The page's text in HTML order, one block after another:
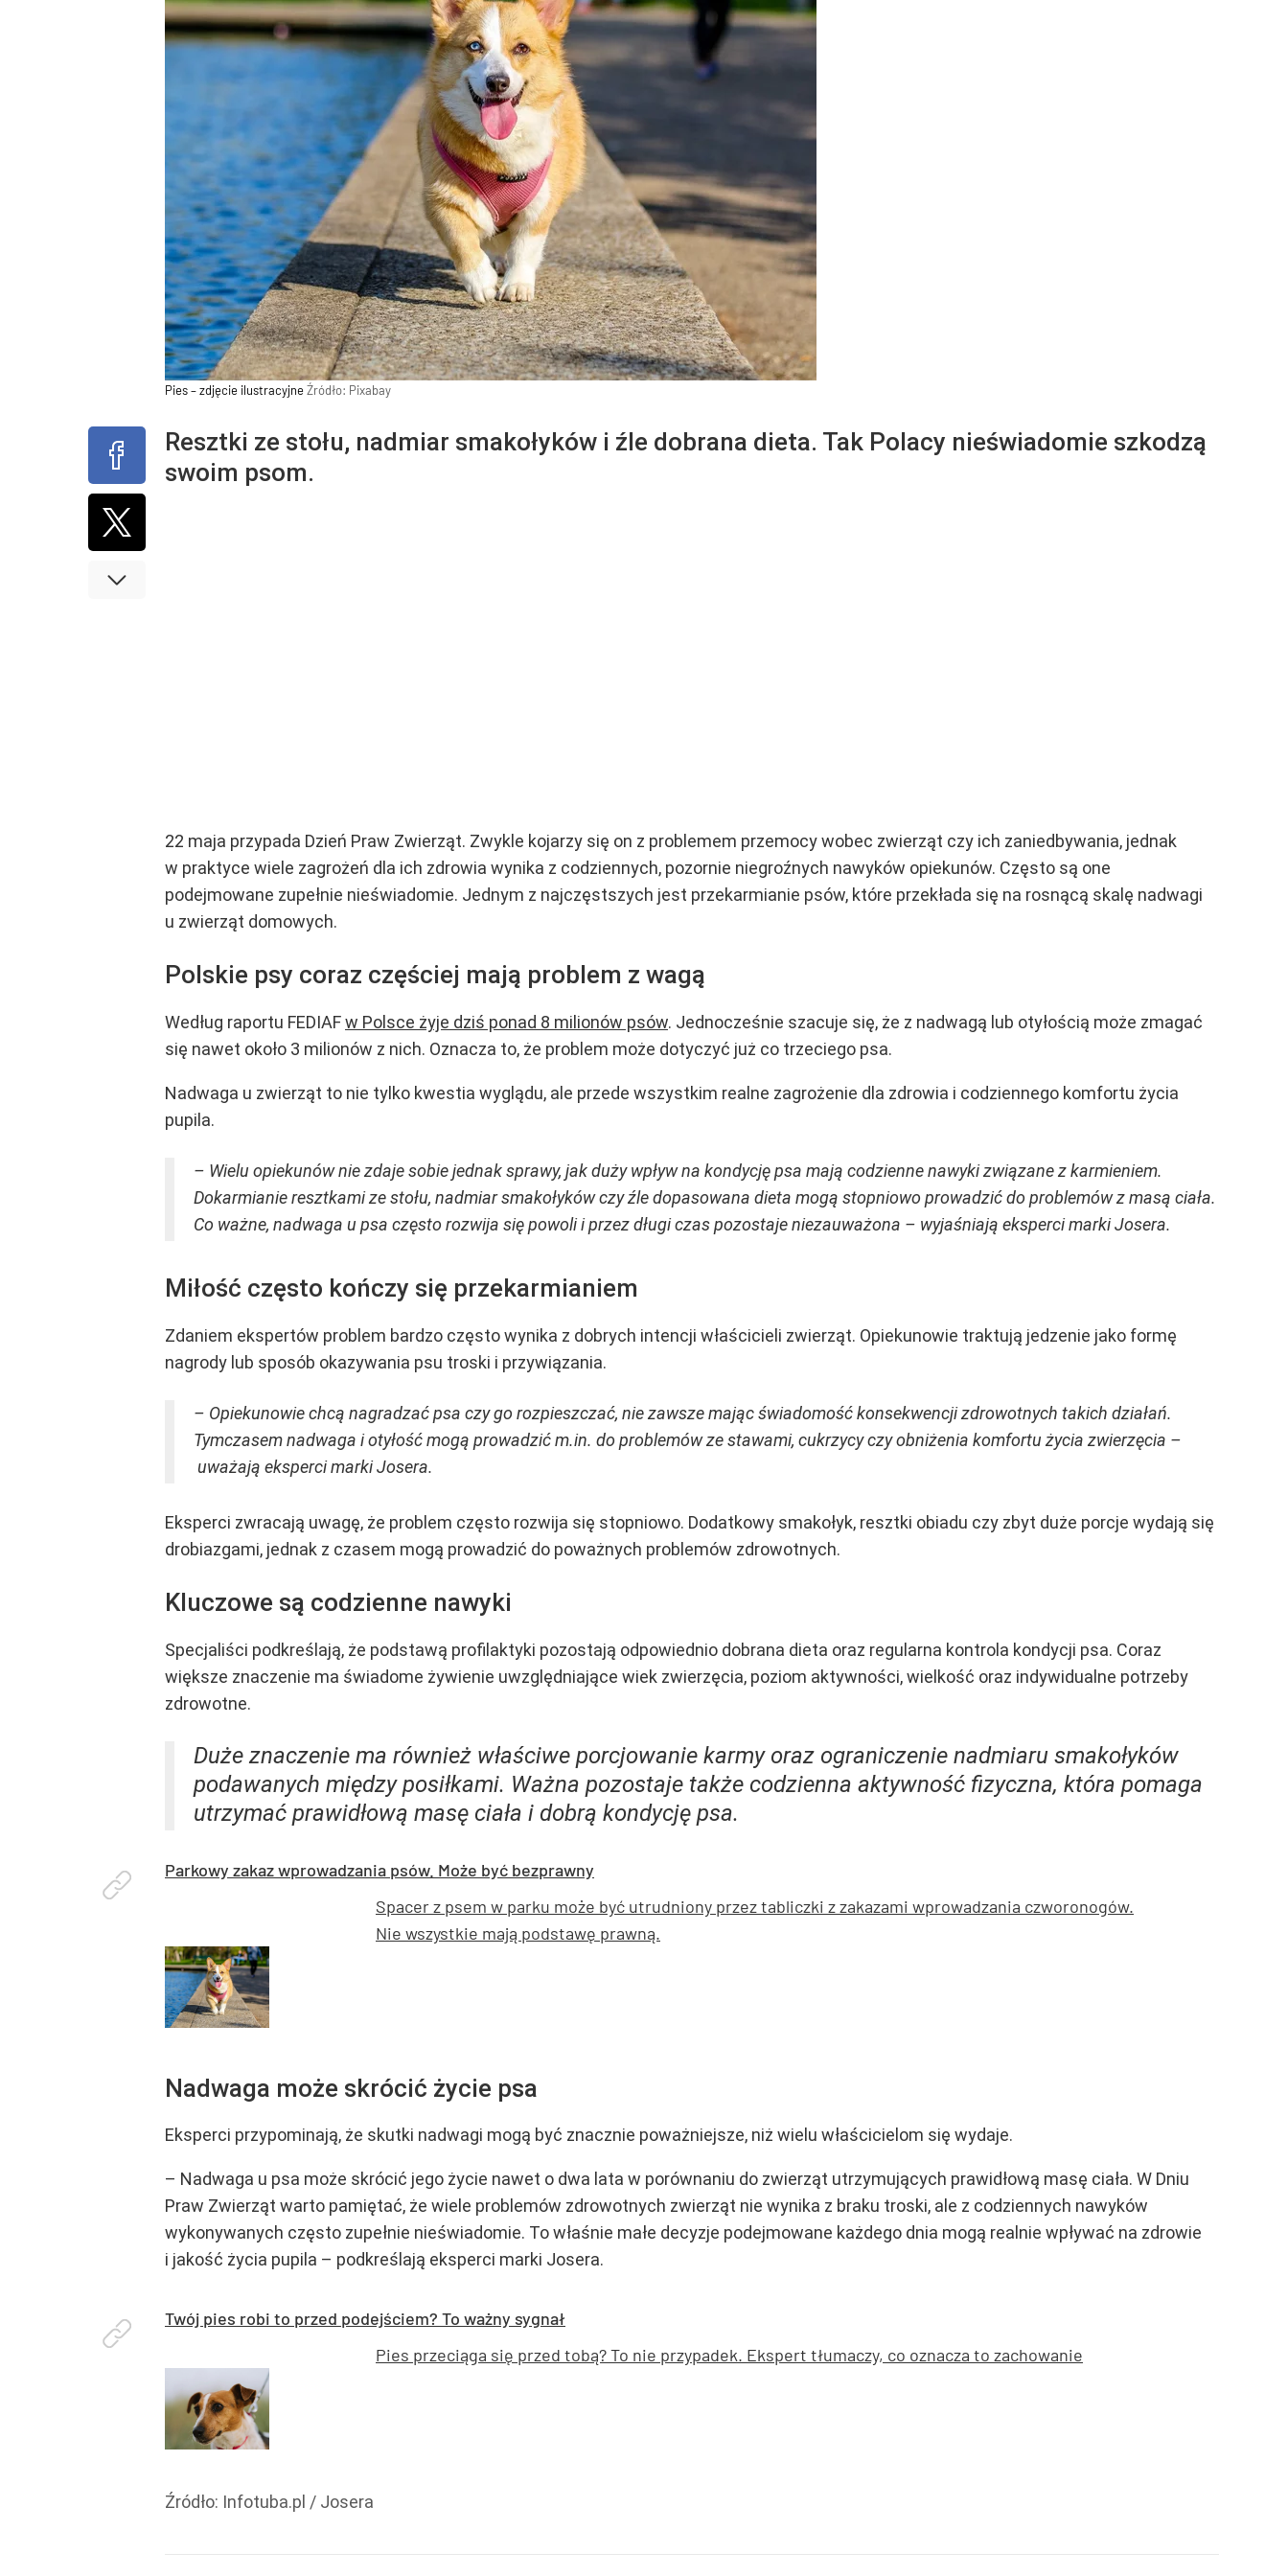
Pies – zdjęcie ilustracyjneŹródło: Pixabay
Resztki ze stołu, nadmiar smakołyków i źle dobrana dieta. Tak Polacy nieświadomie szkodzą
swoim psom.
22 maja przypada Dzień Praw Zwierząt. Zwykle kojarzy się on z problemem przemocy wobec zwierząt czy ich zaniedbywania, jednak
w praktyce wiele zagrożeń dla ich zdrowia wynika z codziennych, pozornie niegroźnych nawyków opiekunów. Często są one
podejmowane zupełnie nieświadomie. Jednym z najczęstszych jest przekarmianie psów, które przekłada się na rosnącą skalę nadwagi
u zwierząt domowych.
Polskie psy coraz częściej mają problem z wagą
Według raportu FEDIAFw Polsce żyje dziś ponad 8 milionów psów. Jednocześnie szacuje się, że z nadwagą lub otyłością może zmagać
się nawet około 3 milionów z nich. Oznacza to, że problem może dotyczyć już co trzeciego psa.
Nadwaga u zwierząt to nie tylko kwestia wyglądu, ale przede wszystkim realne zagrożenie dla zdrowia i codziennego komfortu życia
pupila.
– Wielu opiekunów nie zdaje sobie jednak sprawy, jak duży wpływ na kondycję psa mają codzienne nawyki związane z karmieniem.
Dokarmianie resztkami ze stołu, nadmiar smakołyków czy źle dopasowana dieta mogą stopniowo prowadzić do problemów z masą ciała.
Co ważne, nadwaga u psa często rozwija się powoli i przez długi czas pozostaje niezauważona – wyjaśniają eksperci marki Josera.
Miłość często kończy się przekarmianiem
Zdaniem ekspertów problem bardzo często wynika z dobrych intencji właścicieli zwierząt. Opiekunowie traktują jedzenie jako formę
nagrody lub sposób okazywania psu troski i przywiązania.
– Opiekunowie chcą nagradzać psa czy go rozpieszczać, nie zawsze mając świadomość konsekwencji zdrowotnych takich działań.
Tymczasem nadwaga i otyłość mogą prowadzić m.in. do problemów ze stawami, cukrzycy czy obniżenia komfortu życia zwierzęcia –
uważają eksperci marki Josera.
Eksperci zwracają uwagę, że problem często rozwija się stopniowo. Dodatkowy smakołyk, resztki obiadu czy zbyt duże porcje wydają się
drobiazgami, jednak z czasem mogą prowadzić do poważnych problemów zdrowotnych.
Kluczowe są codzienne nawyki
Specjaliści podkreślają, że podstawą profilaktyki pozostają odpowiednio dobrana dieta oraz regularna kontrola kondycji psa. Coraz
większe znaczenie ma świadome żywienie uwzględniające wiek zwierzęcia, poziom aktywności, wielkość oraz indywidualne potrzeby
zdrowotne.
Duże znaczenie ma również właściwe porcjowanie karmy oraz ograniczenie nadmiaru smakołyków
podawanych między posiłkami. Ważna pozostaje także codzienna aktywność fizyczna, która pomaga
utrzymać prawidłową masę ciała i dobrą kondycję psa.
Parkowy zakaz wprowadzania psów. Może być bezprawny
Spacer z psem w parku może być utrudniony przez tabliczki z zakazami wprowadzania czworonogów.
Nie wszystkie mają podstawę prawną.
Nadwaga może skrócić życie psa
Eksperci przypominają, że skutki nadwagi mogą być znacznie poważniejsze, niż wielu właścicielom się wydaje.
– Nadwaga u psa może skrócić jego życie nawet o dwa lata w porównaniu do zwierząt utrzymujących prawidłową masę ciała. W Dniu
Praw Zwierząt warto pamiętać, że wiele problemów zdrowotnych zwierząt nie wynika z braku troski, ale z codziennych nawyków
wykonywanych często zupełnie nieświadomie. To właśnie małe decyzje podejmowane każdego dnia mogą realnie wpływać na zdrowie
i jakość życia pupila – podkreślają eksperci marki Josera.
Twój pies robi to przed podejściem? To ważny sygnał
Pies przeciąga się przed tobą? To nie przypadek. Ekspert tłumaczy, co oznacza to zachowanie
Źródło: Infotuba.pl / Josera